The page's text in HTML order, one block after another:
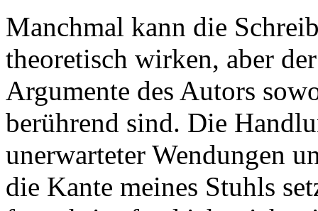
Manchmal kann die
theoretisch wirken, aber
Argumente des Autors
berührend sind. Die
unerwarteter Wendungen
die Kante meines Stuhls